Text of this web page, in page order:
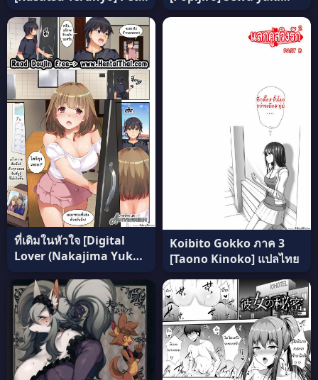
Life ภาค 1 แปลไทย
endo resu อ่านฟรี
ที่เดิมในหัวใจ [Digital
Lover (Nakajima Yuka)]
Hitozuma Osananajimi
to Hitonatsu no
Dekigoto DLO-07 – Part
1 ภาค 2 แปลไทย
Koibito Gokko ภาค 3
[Taono Kinoko] แปลไทย